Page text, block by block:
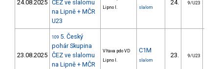
24.08.2025 ČEZ ve slalomu
na Lipně + MČR
U23
Lipno I.
slalom
24. 9/U23
23.08.2025
109 5. Český
pohár Skupina
ČEZ ve slalomu
na Lipně + MČR
Vltava pdo VD
Lipno I.
C1M
slalom
23. 9/U23